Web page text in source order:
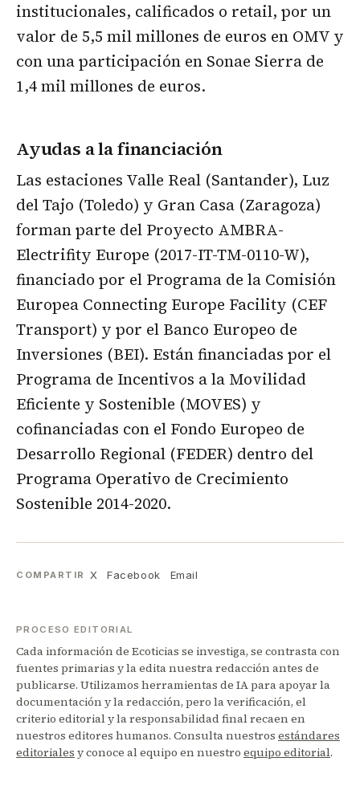
institucionales, calificados o retail, por un
valor de 5,5 mil millones de euros en OMV y
con una participación en Sonae Sierra de
1,4 mil millones de euros.
Ayudas a la financiación
Las estaciones Valle Real (Santander), Luz
del Tajo (Toledo) y Gran Casa (Zaragoza)
forman parte del Proyecto AMBRA-
Electrifity Europe (2017-IT-TM-0110-W),
financiado por el Programa de la Comisión
Europea Connecting Europe Facility (CEF
Transport) y por el Banco Europeo de
Inversiones (BEI). Están financiadas por el
Programa de Incentivos a la Movilidad
Eficiente y Sostenible (MOVES) y
cofinanciadas con el Fondo Europeo de
Desarrollo Regional (FEDER) dentro del
Programa Operativo de Crecimiento
Sostenible 2014-2020.
COMPARTIR X Facebook Email
PROCESO EDITORIAL
Cada información de Ecoticias se investiga, se contrasta con
fuentes primarias y la edita nuestra redacción antes de
publicarse. Utilizamos herramientas de IA para apoyar la
documentación y la redacción, pero la verificación, el
criterio editorial y la responsabilidad final recaen en
nuestros editores humanos. Consulta nuestros estándares
editoriales y conoce al equipo en nuestro equipo editorial.